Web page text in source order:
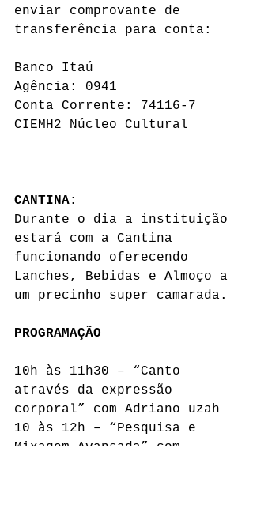
enviar comprovante de
transferência para conta:
Banco Itaú
Agência: 0941
Conta Corrente: 74116-7
CIEMH2 Núcleo Cultural
CANTINA:
Durante o dia a instituição
estará com a Cantina
funcionando oferecendo
Lanches, Bebidas e Almoço a
um precinho super camarada.
PROGRAMAÇÃO
10h às 11h30 – “Canto
através da expressão
corporal” com Adriano uzah
10 às 12h – “Pesquisa e
Mixagem Avansada” com